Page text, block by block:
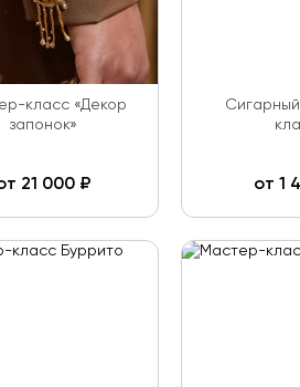
класс «Декор
запонок»
21 000₽ от 1